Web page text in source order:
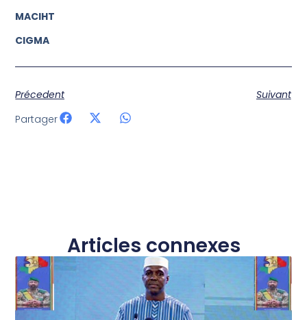
MACIHT
CIGMA
Précedent
Suivant
Partager
Articles connexes